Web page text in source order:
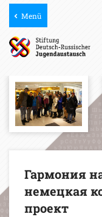
Menü
Гармония
немецкая
проект